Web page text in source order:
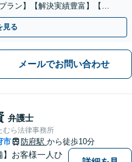
ラン】【解決実績豊富】【電
見る
メールでお問い合わせ
弁護士
むら法律事務所
市 防府駅 から徒歩10分
】お客様一人ひ